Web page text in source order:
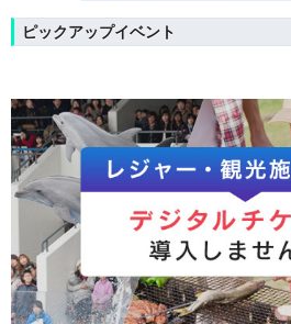
ピックアップイベント